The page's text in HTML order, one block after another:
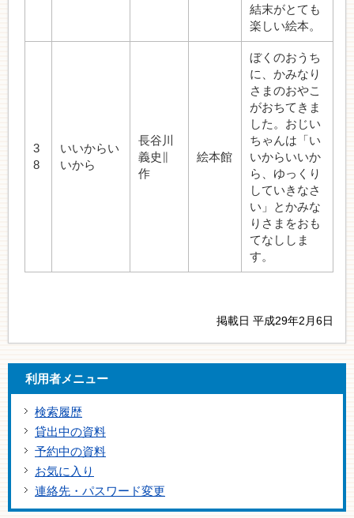
結末がとても
楽しい絵本。
3
8
いいからい
いから
長谷川
義史∥
作
絵本館
ぼくのおうち
に、かみなり
さまのおやこ
がおちてきま
した。おじい
ちゃんは「い
いからいいか
ら、ゆっくり
していきなさ
い」とかみな
りさまをおも
てなししま
す。
掲載日 平成29年2月6日
利用者メニュー
検索履歴
貸出中の資料
予約中の資料
お気に入り
連絡先・パスワード変更